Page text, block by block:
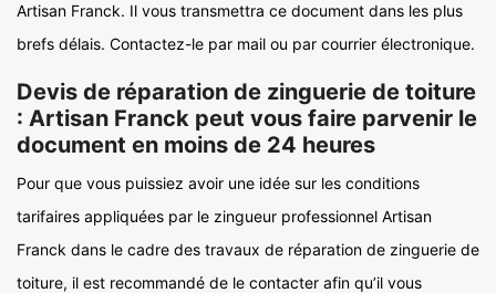
Artisan Franck. Il vous transmettra ce document dans les plus
brefs délais. Contactez-le par mail ou par courrier électronique.
Devis de réparation de zinguerie de toiture
: Artisan Franck peut vous faire parvenir le
document en moins de 24 heures
Pour que vous puissiez avoir une idée sur les conditions
tarifaires appliquées par le zingueur professionnel Artisan
Franck dans le cadre des travaux de réparation de zinguerie de
toiture, il est recommandé de le contacter afin qu’il vous